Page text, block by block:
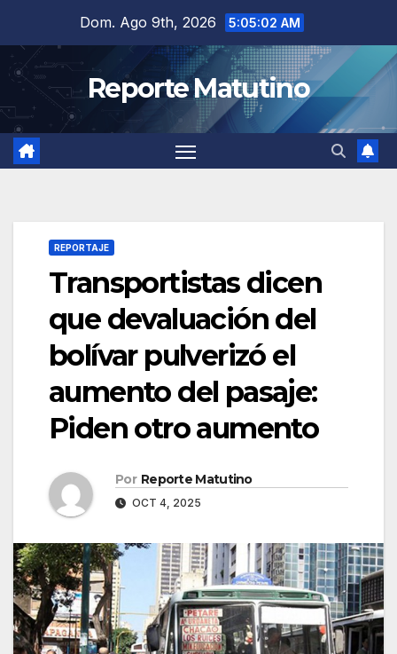
contenido
Dom. Ago 9th, 2026 5:05:03 AM
Reporte Matutino
REPORTAJE
Transportistas dicen
que devaluación del
bolívar pulverizó el
aumento del pasaje:
Piden otro aumento
Por Reporte Matutino
OCT 4, 2025